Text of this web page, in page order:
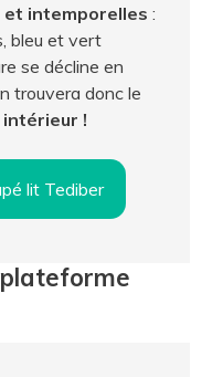
et intemporelles :
bleu et vert
se décline en
trouvera donc le
!
lit Tediber